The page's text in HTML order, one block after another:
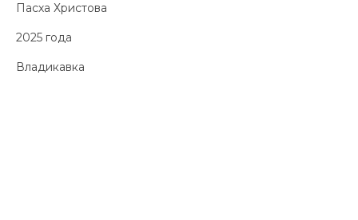
Пасха Христова
2025 года
Владикавка